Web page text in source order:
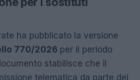
ha pubblicato la versione
770/2026 per il periodo
stabilisce che il
telematica da parte dei